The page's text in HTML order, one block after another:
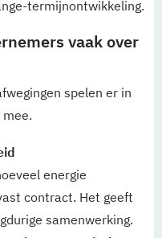
termijnontwikkeling.
vaak over
spelen er in
energie
contract. Het geeft
samenwerking.